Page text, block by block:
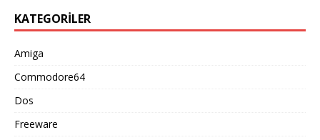
KATEGORILER
Amiga
Commodore64
Dos
Freeware